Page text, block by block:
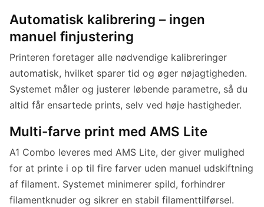
Automatisk kalibrering – ingen
manuel finjustering
Printeren foretager alle nødvendige kalibreringer
automatisk, hvilket sparer tid og øger nøjagtigheden.
Systemet måler og justerer løbende parametre, så du
altid får ensartede prints, selv ved høje hastigheder.
Multi-farve print med AMS Lite
A1 Combo leveres med AMS Lite, der giver mulighed
for at printe i op til fire farver uden manuel udskiftning
af filament. Systemet minimerer spild, forhindrer
filamentknuder og sikrer en stabil filamenttilførsel.